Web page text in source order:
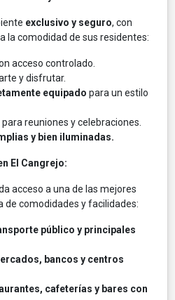
exclusivo y seguro, con
la comodidad de sus residentes:
acceso controlado.
y disfrutar.
equipado para un estilo
para reuniones y celebraciones.
y bien iluminadas.
El Cangrejo:
acceso a una de las mejores
de comodidades y facilidades:
público y principales
bancos y centros
cafeterías y bares con